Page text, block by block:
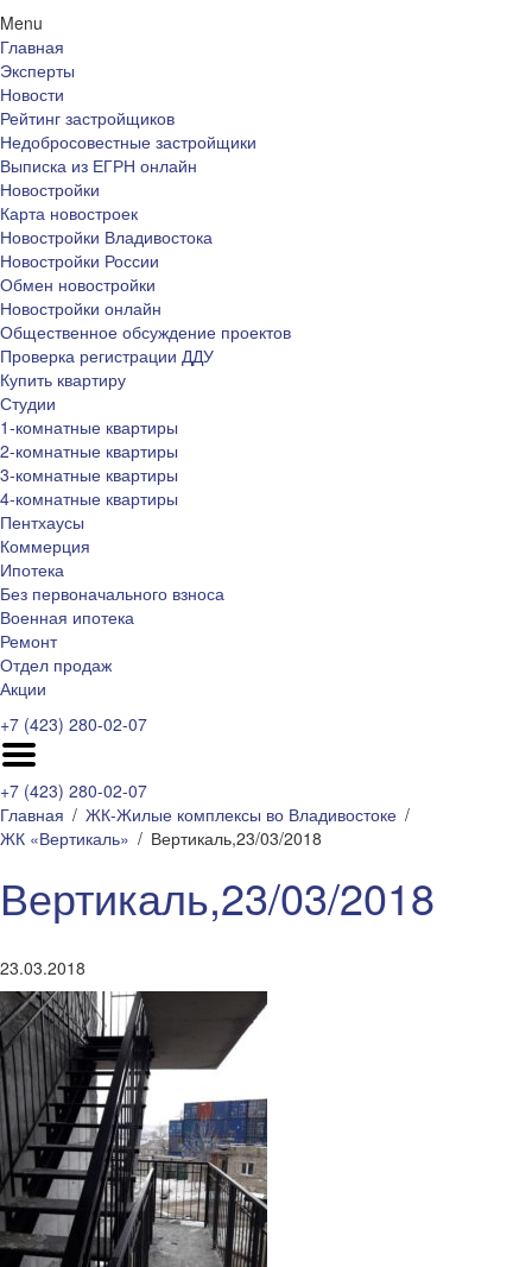
Menu
Главная
Эксперты
Новости
Рейтинг застройщиков
Недобросовестные застройщики
Выписка из ЕГРН онлайн
Новостройки
Карта новостроек
Новостройки Владивостока
Новостройки России
Обмен новостройки
Новостройки онлайн
Общественное обсуждение проектов
Проверка регистрации ДДУ
Купить квартиру
Студии
1-комнатные квартиры
2-комнатные квартиры
3-комнатные квартиры
4-комнатные квартиры
Пентхаусы
Коммерция
Ипотека
Без первоначального взноса
Военная ипотека
Ремонт
Отдел продаж
Акции
+7 (423) 280-02-07
+7 (423) 280-02-07
Главная
ЖК-Жилые комплексы во Владивостоке
ЖК «Вертикаль»
Вертикаль,23/03/2018
Вертикаль,23/03/2018
23.03.2018